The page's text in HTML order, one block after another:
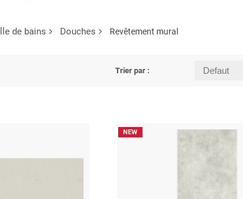
de bains Douches Revêtement mural
Trier par :
NEW